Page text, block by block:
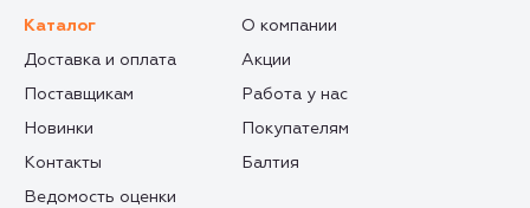
Каталог
О компании
Доставка и оплата
Акции
Поставщикам
Работа у нас
Новинки
Покупателям
Контакты
Балтия
Ведомость оценки